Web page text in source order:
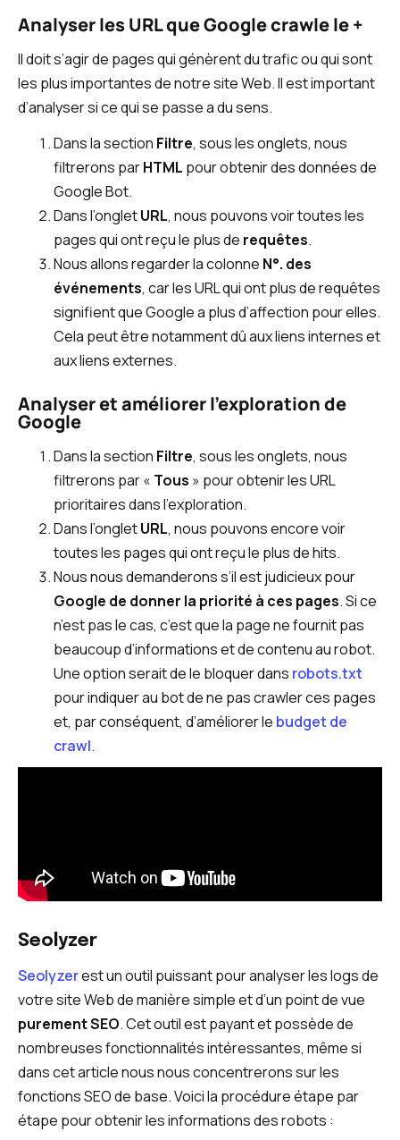
Analyser les URL que Google crawle le +
Il doit s’agir de pages qui génèrent du trafic ou qui sont
les plus importantes de notre site Web. Il est important
d’analyser si ce qui se passe a du sens.
Dans la section Filtre, sous les onglets, nous
filtrerons parHTML pour obtenir des données de
Google Bot.
Dans l’ongletURL, nous pouvons voir toutes les
pages qui ont reçu le plus de requêtes.
Nous allons regarder la colonne N°. des
événements, car les URL qui ont plus de requêtes
signifient que Google a plus d’affection pour elles.
Cela peut être notamment dû aux liens internes et
aux liens externes.
Analyser et améliorer l'exploration de
Google
Dans la section Filtre, sous les onglets, nous
filtrerons par « Tous » pour obtenir les URL
prioritaires dans l’exploration.
Dans l’ongletURL, nous pouvons encore voir
toutes les pages qui ont reçu le plus de hits.
Nous nous demanderons s’il est judicieux pour
Google de donner la priorité à ces pages. Si ce
n’est pas le cas, c’est que la page ne fournit pas
beaucoup d’informations et de contenu au robot.
Une option serait de le bloquer dans robots.txt
pour indiquer au bot de ne pas crawler ces pages
et, par conséquent, d’améliorer le budget de
crawl.
Seolyzer
Seolyzerest un outil puissant pour analyser les logs de
votre site Web de manière simple et d’un point de vue
purement SEO. Cet outil est payant et possède de
nombreuses fonctionnalités intéressantes, même si
dans cet article nous nous concentrerons sur les
fonctions SEO de base. Voici la procédure étape par
étape pour obtenir les informations des robots :